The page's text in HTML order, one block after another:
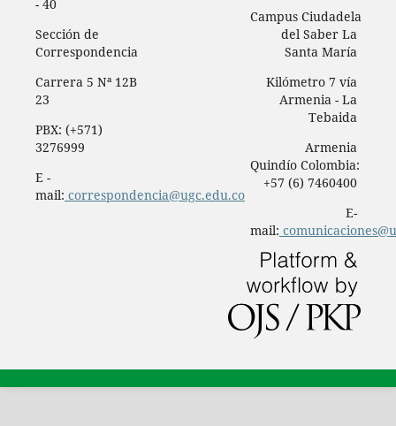
- 40
Sección de
Correspondencia
Carrera 5 Nª 12B
23
PBX: (+571)
3276999
E -
mail: correspondencia@ugc.edu.co
Campus Ciudadela
del Saber La
Santa María
Kilómetro 7 vía
Armenia - La
Tebaida
Armenia
Quindío Colombia:
+57 (6) 7460400
E-
mail: